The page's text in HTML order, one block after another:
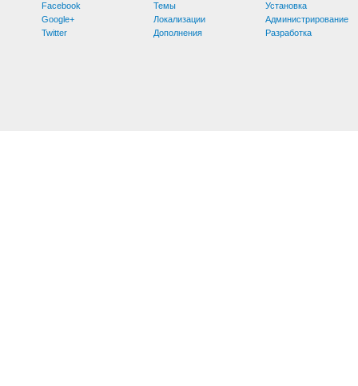
Facebook
Google+
Twitter
Темы
Локализации
Дополнения
Установка
Администрирование
Разработка